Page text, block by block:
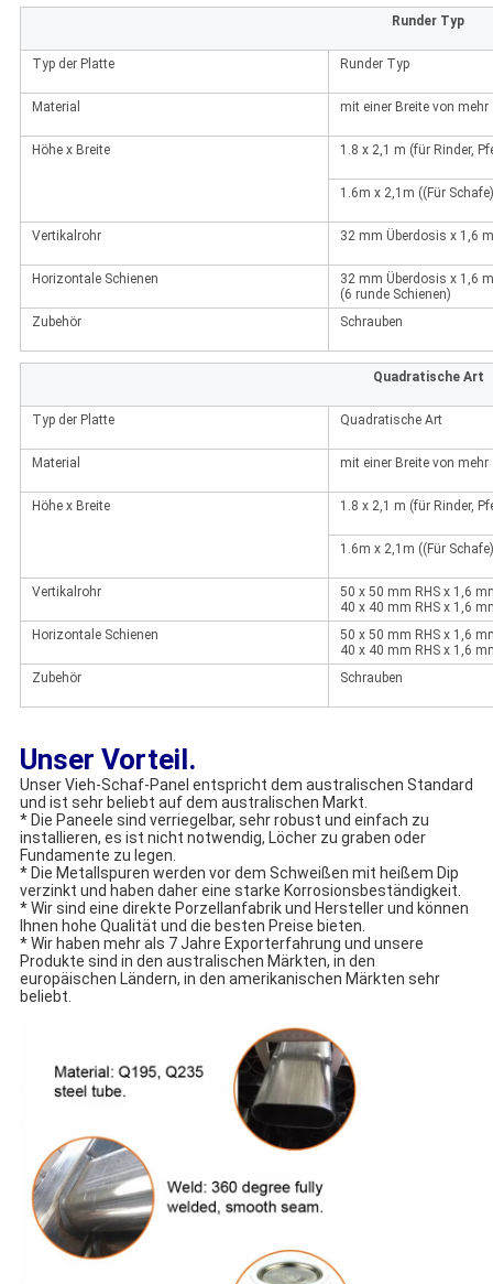
Runder Typ
Typ der Platte Runder Typ
Material mit einer Breite von
Höhe x Breite 1.8 x 2,1 m (für Rinder,
1.6m x 2,1m ((Für
Vertikalrohr 32 mm Überdosis x 1,6
Horizontale Schienen
32 mm Überdosis x 1,6
(6 runde Schienen)
Zubehör
Schrauben
Quadratische Art
Typ der Platte Quadratische Art
Material mit einer Breite von
Höhe x Breite 1.8 x 2,1 m (für Rinder,
1.6m x 2,1m ((Für
Vertikalrohr
50 x 50 mm RHS x 1,6
40 x 40 mm RHS x 1,6
Horizontale Schienen
50 x 50 mm RHS x 1,6
40 x 40 mm RHS x 1,6
Zubehör
Schrauben
Unser Vorteil.
Unser Vieh-Schaf-Panel entspricht dem australischen Standard
und ist sehr beliebt auf dem australischen Markt.
* Die Paneele sind verriegelbar, sehr robust und einfach zu
installieren, es ist nicht notwendig, Löcher zu graben oder
Fundamente zu legen.
* Die Metallspuren werden vor dem Schweißen mit heißem Dip
verzinkt und haben daher eine starke Korrosionsbeständigkeit.
* Wir sind eine direkte Porzellanfabrik und Hersteller und können
Ihnen hohe Qualität und die besten Preise bieten.
* Wir haben mehr als 7 Jahre Exporterfahrung und unsere
Produkte sind in den australischen Märkten, in den
europäischen Ländern, in den amerikanischen Märkten sehr
beliebt.